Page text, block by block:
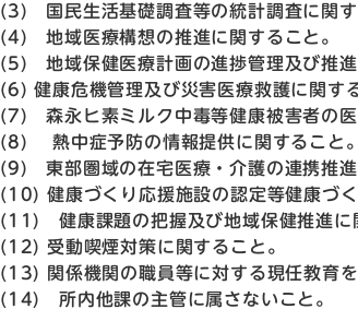
(3) 国民生活基礎調査等の統計調査に関す
(4) 地域医療構想の推進に関すること。
(5) 地域保健医療計画の進捗管理及び推進
(6) 健康危機管理及び災害医療救護に関す
(7) 森永ヒ素ミルク中毒等健康被害者の医
(8) 熱中症予防の情報提供に関すること。
(9) 東部圏域の在宅医療・介護の連携推進
(10) 健康づくり応援施設の認定等健康づ
(11) 健康課題の把握及び地域保健推進に
(12) 受動喫煙対策に関すること。
(13) 関係機関の職員等に対する現任教育
(14) 所内他課の主管に属さないこと。